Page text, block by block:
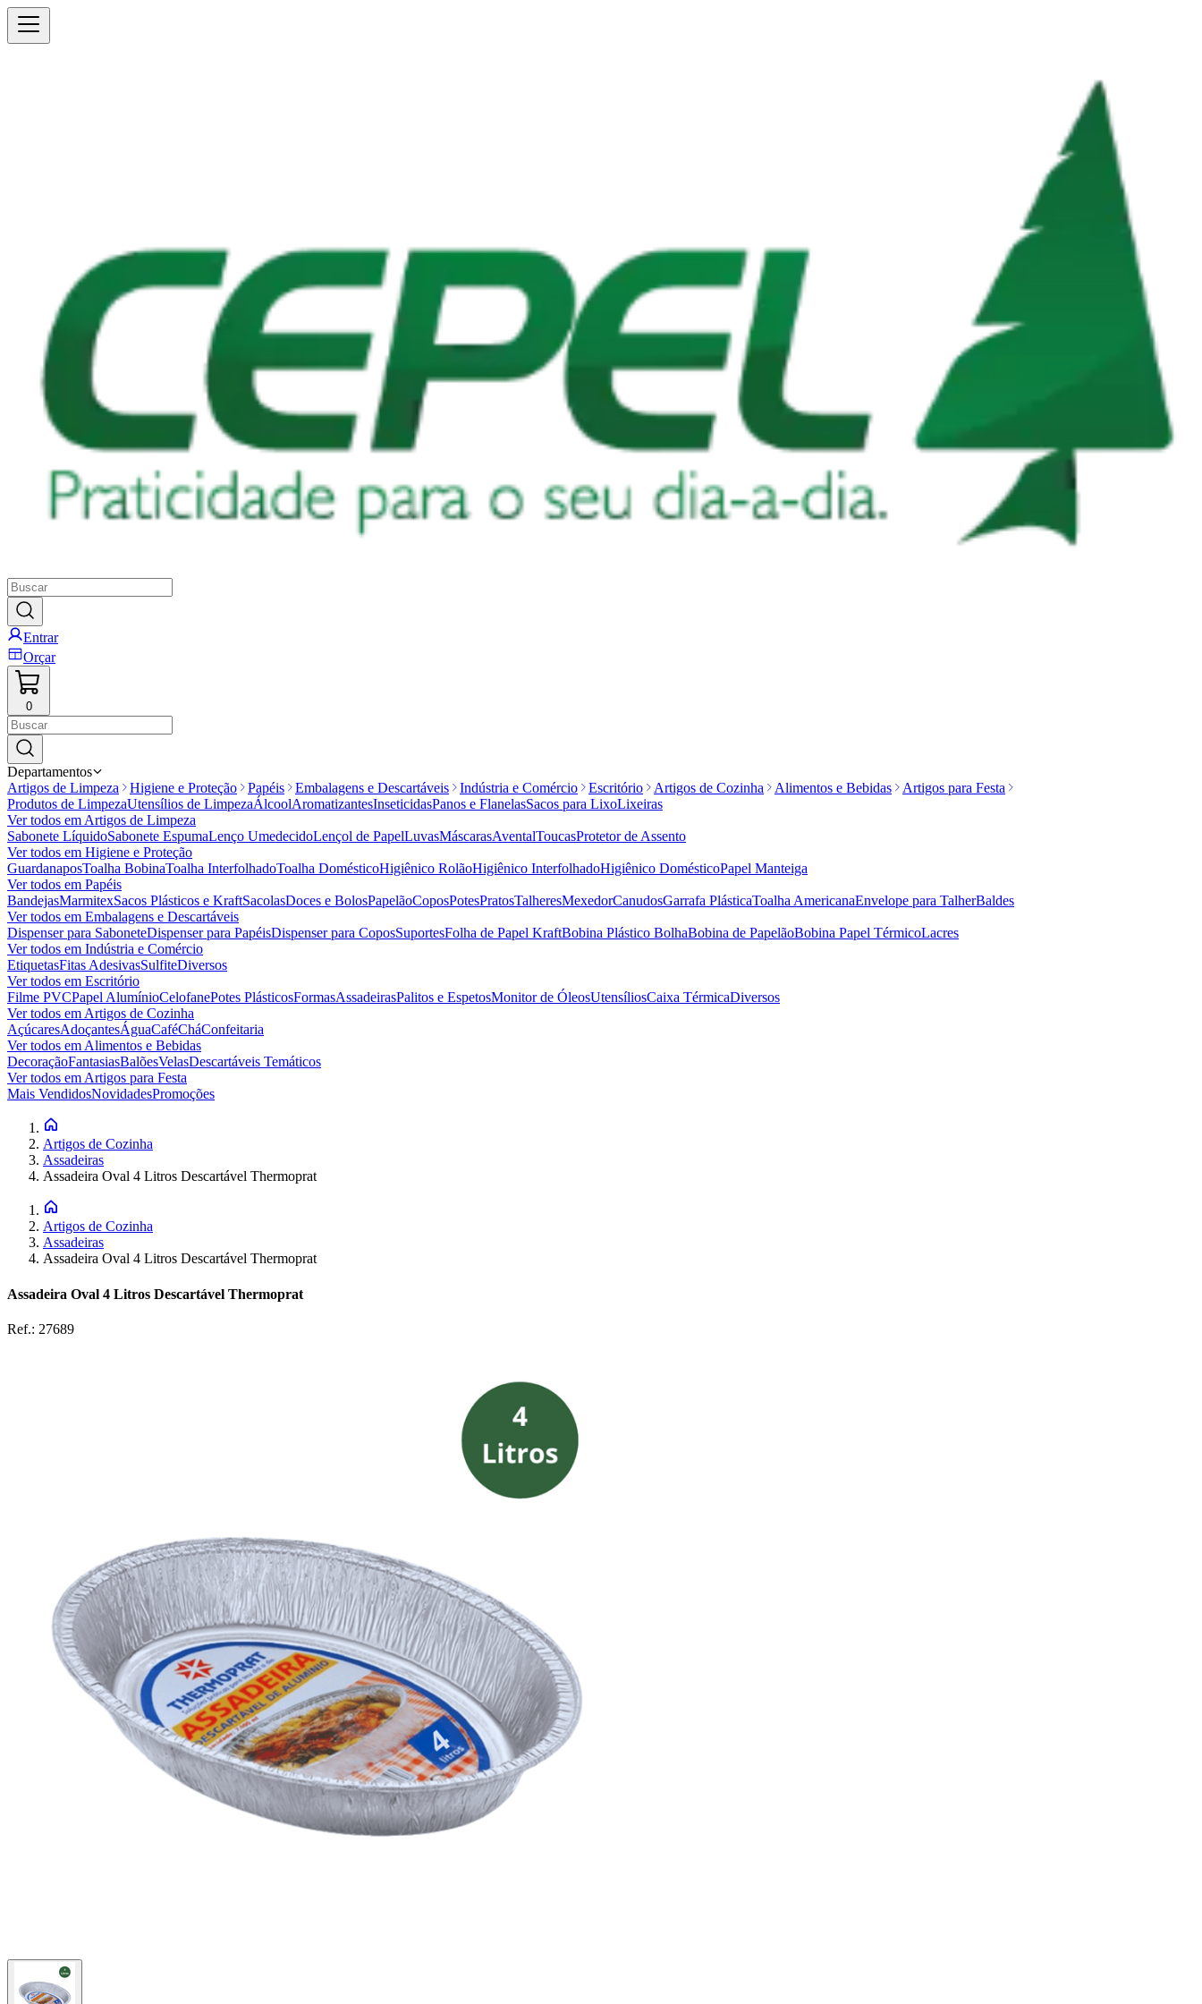
Entrar
Orçar
0
Departamentos
Artigos de Limpeza
Higiene e Proteção Papéis Embalagens e Descartáveis Indústria e Comércio Escritório Artigos de Cozinha Alimentos e Bebidas
Artigos para Festa
Produtos de LimpezaUtensílios de LimpezaÁlcoolAromatizantesInseticidasPanos e FlanelasSacos para LixoLixeiras
Ver todos emArtigos de Limpeza
Sabonete LíquidoSabonete EspumaLenço UmedecidoLençol de PapelLuvasMáscarasAventalToucasProtetor de Assento
Ver todos em Higiene e Proteção
GuardanaposToalha BobinaToalha InterfolhadoToalha DomésticoHigiênico RolãoHigiênico InterfolhadoHigiênico DomésticoPapel Manteiga
Ver todos em Papéis
BandejasMarmitexSacos Plásticos e KraftSacolasDoces e BolosPapelãoCoposPotesPratosTalheresMexedorCanudosGarrafa PlásticaToalha AmericanaEnvelope para TalherBaldes
Ver todos em Embalagens e Descartáveis
Dispenser para SaboneteDispenser para PapéisDispenser para CoposSuportesFolha de Papel KraftBobina Plástico BolhaBobina de PapelãoBobina Papel TérmicoLacres
Ver todos em Indústria e Comércio
EtiquetasFitas AdesivasSulfiteDiversos
Ver todos em Escritório
Filme PVCPapel AlumínioCelofanePotes PlásticosFormasAssadeirasPalitos e EspetosMonitor de ÓleosUtensíliosCaixa TérmicaDiversos
Ver todos emArtigos de Cozinha
AçúcaresAdoçantesÁguaCaféCháConfeitaria
Ver todos emAlimentos e Bebidas
DecoraçãoFantasiasBalõesVelasDescartáveis Temáticos
Ver todos emArtigos para Festa
Mais VendidosNovidadesPromoções
Artigos de Cozinha
Assadeiras
Assadeira Oval 4 Litros Descartável Thermoprat
Artigos de Cozinha
Assadeiras
Assadeira Oval 4 Litros Descartável Thermoprat
Assadeira Oval 4 Litros Descartável Thermoprat
Ref.: 27689